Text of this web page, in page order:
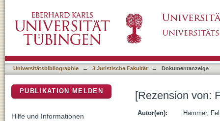
Universitätsbibliographie → 3 Juristische Fakultät → Dokumentanzeige
[Rezension von:
Autor(en):
Hammer,
PUBLIKATION MELDEN
Hilfe und Informationen